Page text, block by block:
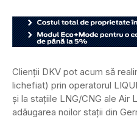
Clienții DKV pot acum să
lichefiat) prin operatorul
și la stațiile LNG/CNG ale Air
adăugarea noilor stații din